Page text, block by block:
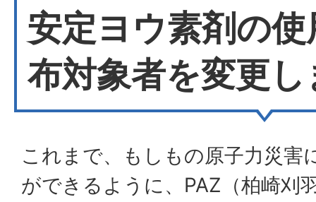
安定ヨウ素剤の
布対象者を変更し
これまで、もしもの原子力災害
ができるように、PAZ（柏崎刈